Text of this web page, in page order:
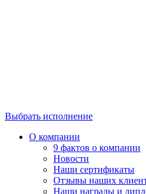
Выбрать исполнение
О компании
9 фактов о компании
Новости
Наши сертификаты
Отзывы наших
Наши награды и